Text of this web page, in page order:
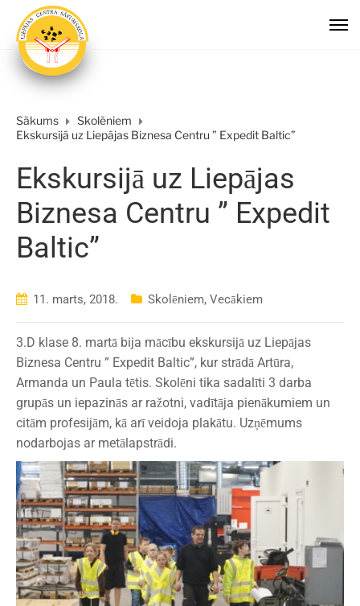
Sākums
Skolēniem
Ekskursijā uz Liepājas Biznesa Centru ” Expedit Baltic”
Ekskursijā uz Liepājas
Biznesa Centru ” Expedit
Baltic”
11. marts, 2018. Skolēniem, Vecākiem
3.D klase 8. martā bija mācību ekskursijā uz Liepājas
Biznesa Centru ” Expedit Baltic”, kur strādā Artūra,
Armanda un Paula tētis. Skolēni tika sadalīti 3 darba
grupās un iepazinās ar ražotni, vadītāja pienākumiem un
citām profesijām, kā arī veidoja plakātu. Uzņēmums
nodarbojas ar metālapstrādi.